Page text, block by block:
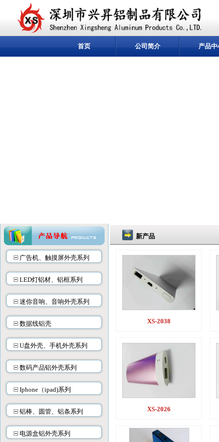
首页 公司简介 产品中
广告机、触摸屏外壳系列
LED灯铝材、铝框系列
迷你音响、音响外壳系列
数据线铝壳
U盘外壳、手机外壳系列
数码产品铝外壳系列
Iphone（ipad)系列
铝棒、圆管、铝条系列
电源盒铝外壳系列
新产品
XS-2038
XS-2026